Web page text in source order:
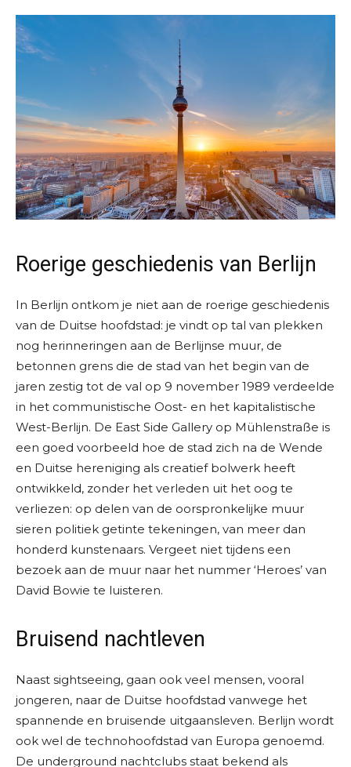
Roerige geschiedenis van Berlijn
In Berlijn ontkom je niet aan de roerige geschiedenis
van de Duitse hoofdstad: je vindt op tal van plekken
nog herinneringen aan de Berlijnse muur, de
betonnen grens die de stad van het begin van de
jaren zestig tot de val op 9 november 1989 verdeelde
in het communistische Oost- en het kapitalistische
West-Berlijn. De East Side Gallery op Mühlenstraße is
een goed voorbeeld hoe de stad zich na de Wende
en Duitse hereniging als creatief bolwerk heeft
ontwikkeld, zonder het verleden uit het oog te
verliezen: op delen van de oorspronkelijke muur
sieren politiek getinte tekeningen, van meer dan
honderd kunstenaars. Vergeet niet tijdens een
bezoek aan de muur naar het nummer ‘Heroes’ van
David Bowie te luisteren.
Bruisend nachtleven
Naast sightseeing, gaan ook veel mensen, vooral
jongeren, naar de Duitse hoofdstad vanwege het
spannende en bruisende uitgaansleven. Berlijn wordt
ook wel de technohoofdstad van Europa genoemd.
De underground nachtclubs staat bekend als